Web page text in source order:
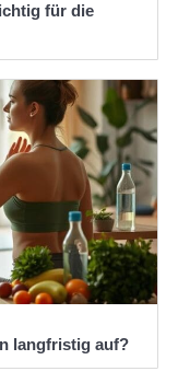
für die
langfristig auf?